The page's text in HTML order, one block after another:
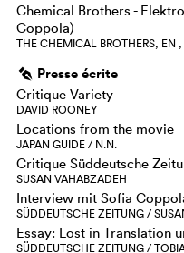
Chemical Brothers -
Coppola)
THE CHEMICAL BROTHERS, EN ,
g Presse écrite
Critique Variety
DAVID ROONEY
Locations from the movie
JAPAN GUIDE / N.N.
Critique Süddeutsche
SUSAN VAHABZADEH
Interview mit Sofia
SÜDDEUTSCHE ZEITUNG /
Essay: Lost in Translation
SÜDDEUTSCHE ZEITUNG /